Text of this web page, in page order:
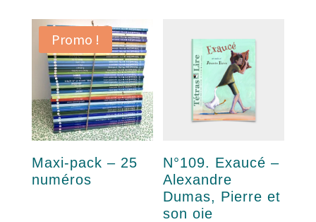
plusieurs
variations.
Les
options
peuvent
être
choisies
la
Promo !
Maxi-pack – 25
numéros
N°109. Exaucé –
Alexandre
Dumas, Pierre et
son oie